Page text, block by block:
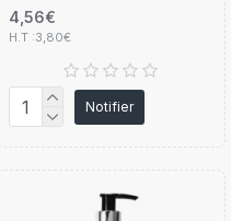
4,56€
H.T :3,80€
Notifier